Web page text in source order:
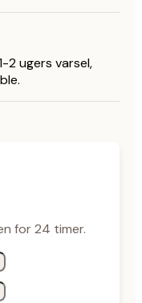
2 ugers varsel,
for 24 timer.